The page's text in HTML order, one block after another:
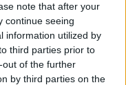
note that after your
continue seeing
information utilized by
third parties prior to
of the further
by third parties on the